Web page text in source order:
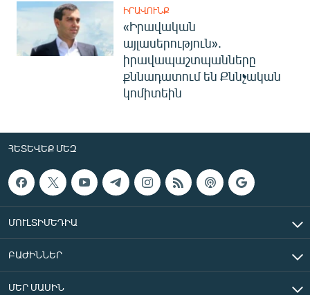
ԻՐԱՎՈՒՆՔ
«Իրավական
այլասերություն».
իրավապաշտպանները
քննադատում են Քննչական
կոմիտեին
ՀԵՏԵՎԵՔ ՄԵԶ
ՄՈՒԼՏԻՄԵԴԻԱ
ԲԱԺԻՆՆԵՐ
ՄԵՐ ՄԱՍԻՆ